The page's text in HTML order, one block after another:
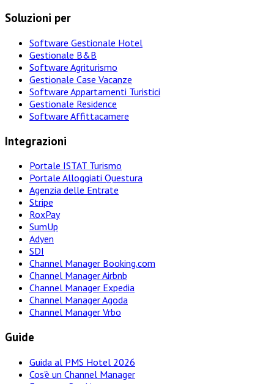
Soluzioni per
Software Gestionale Hotel
Gestionale B&B
Software Agriturismo
Gestionale Case Vacanze
Software Appartamenti Turistici
Gestionale Residence
Software Affittacamere
Integrazioni
Portale ISTAT Turismo
Portale Alloggiati Questura
Agenzia delle Entrate
Stripe
RoxPay
SumUp
Adyen
SDI
Channel Manager Booking.com
Channel Manager Airbnb
Channel Manager Expedia
Channel Manager Agoda
Channel Manager Vrbo
Guide
Guida al PMS Hotel 2026
Cos'è un Channel Manager